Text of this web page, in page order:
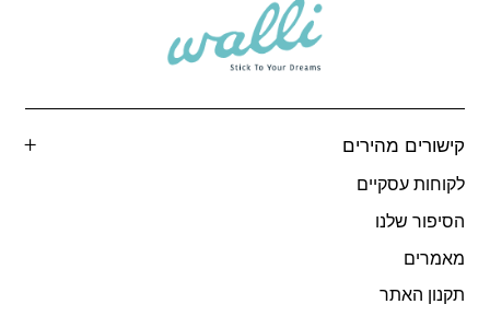
קישורים מהירים
לקוחות עסקיים
הסיפור שלנו
מאמרים
תקנון האתר